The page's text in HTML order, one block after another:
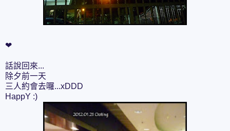
❤
話說回來...
除夕前一天
三人約會去囉...xDDD
HappY :)